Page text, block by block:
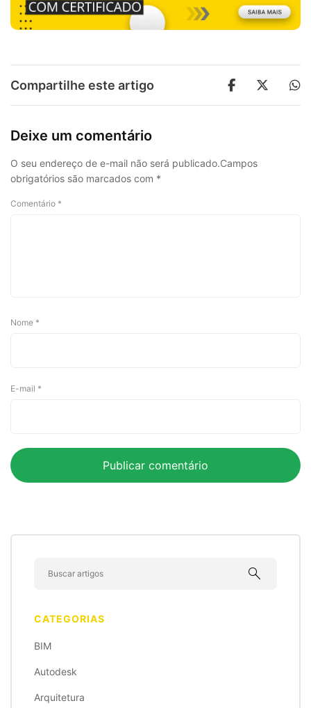
Compartilhe este artigo
Deixe um comentário
O seu endereço de e-mail não será publicado.Campos
obrigatórios são marcados com *
Comentário *
Nome *
E-mail *
search
CATEGORIAS
BIM
Autodesk
Arquitetura